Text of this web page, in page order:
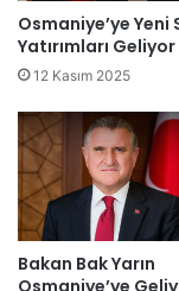
Osmaniye’ye Yeni
Yatırımları Geliyor
12 Kasım 2025
Bakan Bak Yarın